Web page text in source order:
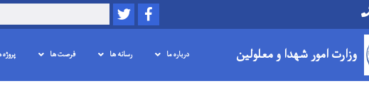
Facebook
Twitter
Search
وزارت امور شهدا و معلولین درباره ما رسانه ها فرصت ها پروژه